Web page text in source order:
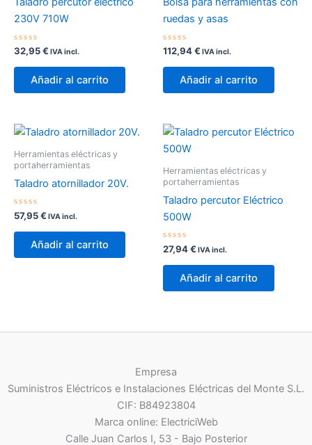
230V 710W
Valorado
con
0
32,95€ IVA incl.
Añadir al carrito
ruedas y asas
Valorado
con
0
112,94€ IVA incl.
Añadir al carrito
Herramientas eléctricas y
portaherramientas
Taladro atornillador 20V.
Valorado
con
0
57,95€ IVA incl.
Añadir al carrito
Herramientas eléctricas y
portaherramientas
Taladro percutor Eléctrico
500W
Valorado
con
0
27,94€ IVA incl.
Añadir al carrito
Empresa
Suministros Eléctricos e Instalaciones Eléctricas del Monte S.L.
CIF: B84923804
Marca online: ElectriciWeb
Calle Juan Carlos I, 53 - Bajo Posterior